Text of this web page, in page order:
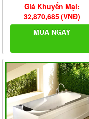
Giá Khuyến Mại:
32,870,685 (VNĐ)
MUA NGAY